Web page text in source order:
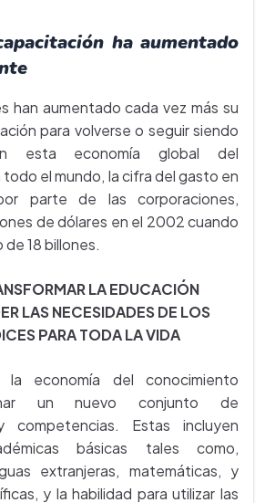
ha aumentado
han aumentado cada vez más su
para volverse o seguir siendo
esta economía global del
el mundo, la cifra del gasto en
parte de las corporaciones,
de dólares en el 2002 cuando
de 18 billones.
LA EDUCACIÓN
LAS NECESIDADES DE LOS
PARA TODA LA VIDA
economía del conocimiento
un nuevo conjunto de
competencias. Estas incluyen
básicas tales como,
extranjeras, matemáticas, y
y la habilidad para utilizar las